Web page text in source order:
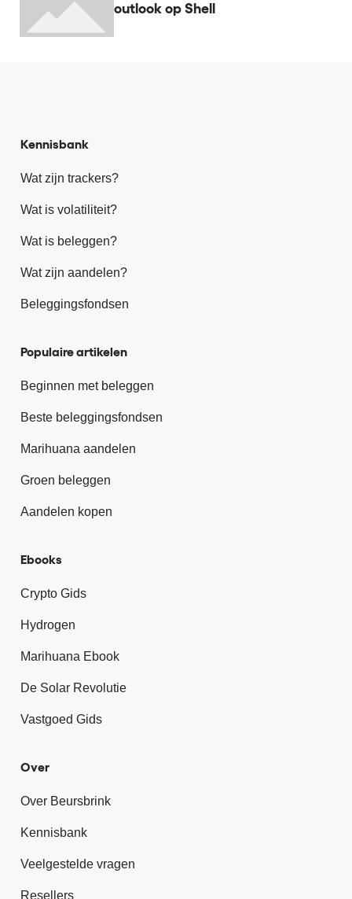
outlook op Shell
Kennisbank
Wat zijn trackers?
Wat is volatiliteit?
Wat is beleggen?
Wat zijn aandelen?
Beleggingsfondsen
Populaire artikelen
Beginnen met beleggen
Beste beleggingsfondsen
Marihuana aandelen
Groen beleggen
Aandelen kopen
Ebooks
Crypto Gids
Hydrogen
Marihuana Ebook
De Solar Revolutie
Vastgoed Gids
Over
Over Beursbrink
Kennisbank
Veelgestelde vragen
Resellers